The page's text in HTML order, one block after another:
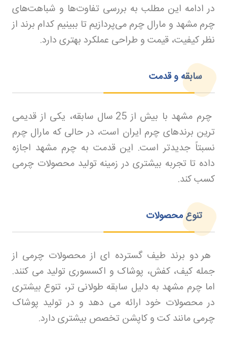
در ادامه این مطلب به بررسی تفاوت‌ها و شباهت‌های
چرم مشهد و مارال چرم می‌پردازیم تا ببینیم کدام برند از
نظر کیفیت، قیمت و طراحی عملکرد بهتری دارد.
سابقه و قدمت
چرم مشهد با بیش از 25 سال سابقه، یکی از قدیمی
ترین برندهای چرم ایران است، در حالی که مارال چرم
نسبتاً جدیدتر است. این قدمت به چرم مشهد اجازه
داده تا تجربه بیشتری در زمینه تولید محصولات چرمی
کسب کند.
تنوع محصولات
هر دو برند طیف گسترده ای از محصولات چرمی از
جمله کیف، کفش، پوشاک و اکسسوری تولید می کنند.
اما چرم مشهد به دلیل سابقه طولانی تر، تنوع بیشتری
در محصولات خود ارائه می دهد و در تولید پوشاک
چرمی مانند کت و کاپشن تخصص بیشتری دارد.